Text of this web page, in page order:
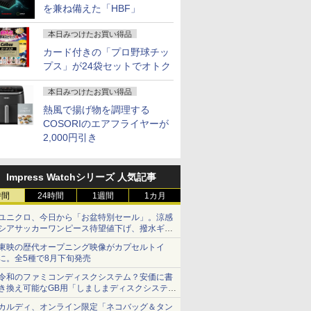
を兼ね備えた「HBF」
本日みつけたお買い得品
カード付きの「プロ野球チッ
プス」が24袋セットでオトク
本日みつけたお買い得品
熱風で揚げ物を調理する
COSORIのエアフライヤーが
2,000円引き
Impress Watchシリーズ 人気記事
24時間 1週間 1カ月
ニクロ、今日から「お盆特別セール」。涼感
アサッカーワンピース待望値下げ、撥水ギア
ョーツは1990円に
映の歴代オープニング映像がカプセルトイ
。全5種で8月下旬発売
和のファミコンディスクシステム？安価に書
換え可能なGB用「しましまディスクシステ
」
ルディ、オンライン限定「ネコバッグ＆タン